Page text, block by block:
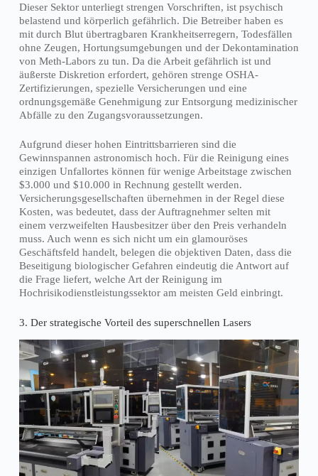
Dieser Sektor unterliegt strengen Vorschriften, ist psychisch
belastend und körperlich gefährlich. Die Betreiber haben es
mit durch Blut übertragbaren Krankheitserregern, Todesfällen
ohne Zeugen, Hortungsumgebungen und der Dekontamination
von Meth-Labors zu tun. Da die Arbeit gefährlich ist und
äußerste Diskretion erfordert, gehören strenge OSHA-
Zertifizierungen, spezielle Versicherungen und eine
ordnungsgemäße Genehmigung zur Entsorgung medizinischer
Abfälle zu den Zugangsvoraussetzungen.
Aufgrund dieser hohen Eintrittsbarrieren sind die
Gewinnspannen astronomisch hoch. Für die Reinigung eines
einzigen Unfallortes können für wenige Arbeitstage zwischen
$3.000 und $10.000 in Rechnung gestellt werden.
Versicherungsgesellschaften übernehmen in der Regel diese
Kosten, was bedeutet, dass der Auftragnehmer selten mit
einem verzweifelten Hausbesitzer über den Preis verhandeln
muss. Auch wenn es sich nicht um ein glamouröses
Geschäftsfeld handelt, belegen die objektiven Daten, dass die
Beseitigung biologischer Gefahren eindeutig die Antwort auf
die Frage liefert, welche Art der Reinigung im
Hochrisikodienstleistungssektor am meisten Geld einbringt.
3. Der strategische Vorteil des superschnellen Lasers